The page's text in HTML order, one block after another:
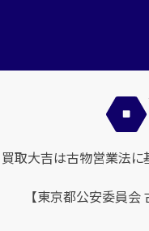
買取大吉は古物営業法に
【東京都公安委員